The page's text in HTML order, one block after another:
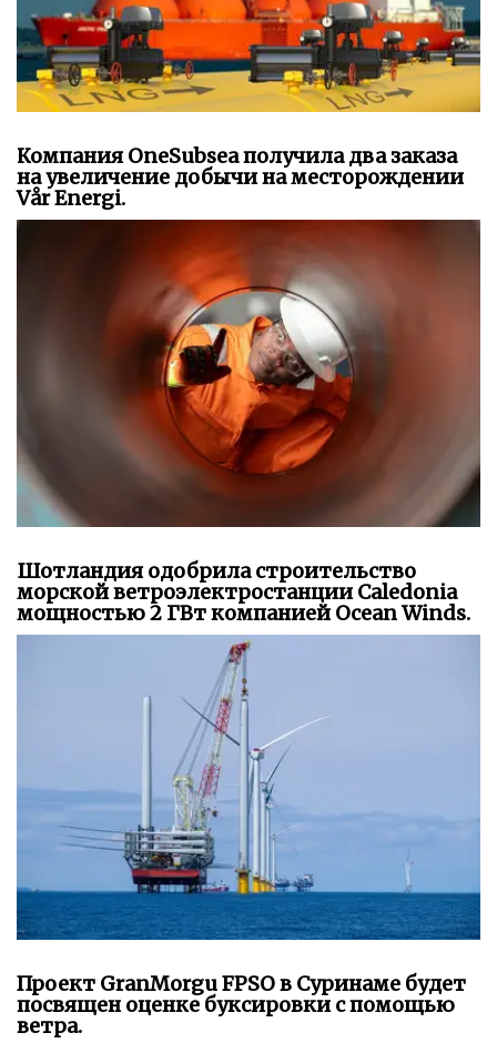
Компания OneSubsea получила два заказа
на увеличение добычи на месторождении
Vår Energi.
Шотландия одобрила строительство
морской ветроэлектростанции Caledonia
мощностью 2 ГВт компанией Ocean Winds.
Проект GranMorgu FPSO в Суринаме будет
посвящен оценке буксировки с помощью
ветра.